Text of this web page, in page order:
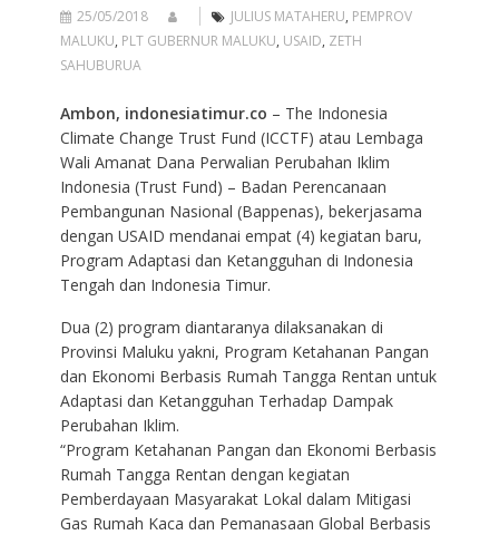
25/05/2018 JULIUS MATAHERU, PEMPROV
MALUKU, PLT GUBERNUR MALUKU, USAID, ZETH
SAHUBURUA
Ambon, indonesiatimur.co – The Indonesia
Climate Change Trust Fund (ICCTF) atau Lembaga
Wali Amanat Dana Perwalian Perubahan Iklim
Indonesia (Trust Fund) – Badan Perencanaan
Pembangunan Nasional (Bappenas), bekerjasama
dengan USAID mendanai empat (4) kegiatan baru,
Program Adaptasi dan Ketangguhan di Indonesia
Tengah dan Indonesia Timur.
Dua (2) program diantaranya dilaksanakan di
Provinsi Maluku yakni, Program Ketahanan Pangan
dan Ekonomi Berbasis Rumah Tangga Rentan untuk
Adaptasi dan Ketangguhan Terhadap Dampak
Perubahan Iklim.
“Program Ketahanan Pangan dan Ekonomi Berbasis
Rumah Tangga Rentan dengan kegiatan
Pemberdayaan Masyarakat Lokal dalam Mitigasi
Gas Rumah Kaca dan Pemanasaan Global Berbasis